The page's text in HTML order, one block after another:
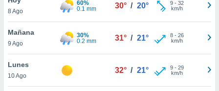
en
más
nuestra
8 Ago
60%
0.1 mm
30° / 20° 9- 32
km/h
Mañana
9 Ago
30%
0.2 mm
31° / 21° 8- 26
km/h
Lunes
10 Ago
32° / 21° 9- 29
km/h